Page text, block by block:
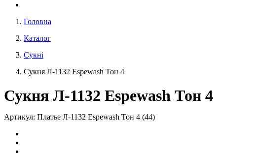
Головна
Каталог
Сукні
Сукня Л-1132 Espewash Тон 4
Сукня Л-1132 Espewash Тон 4
Артикул: Платье Л-1132 Espewash Тон 4 (44)